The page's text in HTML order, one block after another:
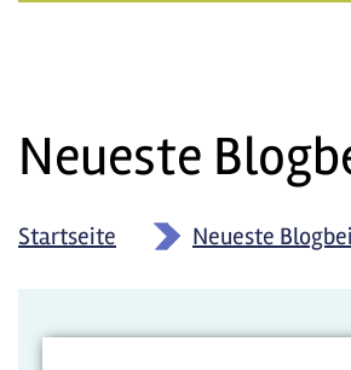
Neueste
Startseite » Neueste